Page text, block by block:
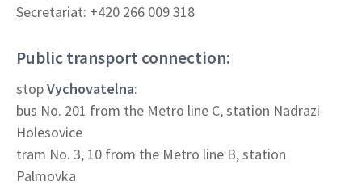
Secretariat: +420 266 009 318
Public transport connection:
stopVychovatelna:
bus No. 201 from the Metro line C, station Nadrazi
Holesovice
tram No. 3, 10 from the Metro line B, station
Palmovka